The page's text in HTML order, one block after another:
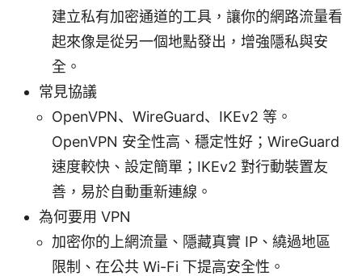
建立私有加密通道的工具，讓你的網路流量看
起來像是從另一個地點發出，增強隱私與安
全。
常見協議
OpenVPN、WireGuard、IKEv2 等。
OpenVPN 安全性高、穩定性好；WireGuard
速度較快、設定簡單；IKEv2 對行動裝置友
善，易於自動重新連線。
為何要用 VPN
加密你的上網流量、隱藏真實 IP、繞過地區
限制、在公共 Wi-Fi 下提高安全性。